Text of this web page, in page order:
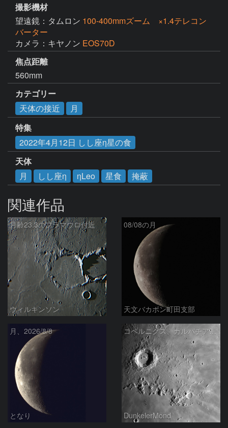
撮影機材
望遠鏡：タムロン 100-400mmズーム ×1.4テレコン
バーター
カメラ：キヤノン EOS70D
焦点距離
560mm
カテゴリー
天体の接近
月
特集
2022年4月12日 しし座η星の食
天体
月
しし座η ηLeo 星食 掩蔽
関連作品
月齢23.3のフラマウロ付近
ウィルキンソン
08/08の月
天文バカボン町田支部
月、2026/8/8
となり
コペルニクス、カルパチア山脈付近
DunkelerMond